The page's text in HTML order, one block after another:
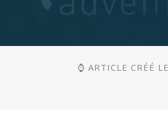
⌚ ARTICLE CRÉÉ